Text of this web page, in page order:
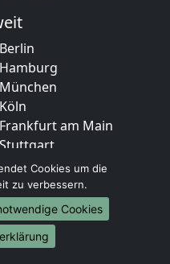
am Main
Dortmund
Cookies um die
zu verbessern.
Cookies